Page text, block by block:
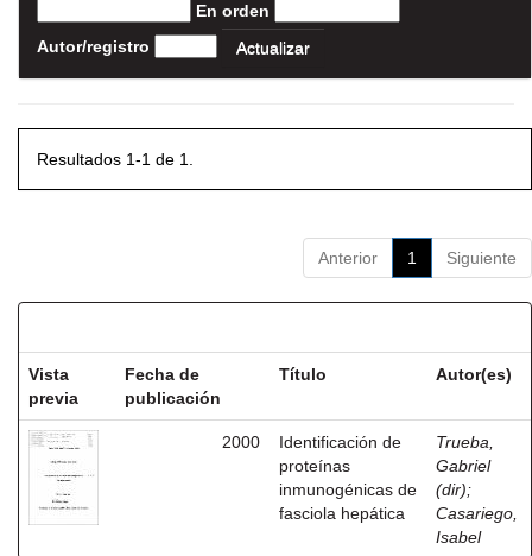
En orden
Autor/registro
Resultados 1-1 de 1.
Anterior 1 Siguiente
Vista
previa
Fecha de
publicación
Título Autor(es)
2000
Identificación de
proteínas
inmunogénicas de
fasciola hepática
Trueba,
Gabriel
(dir);
Casariego,
Isabel